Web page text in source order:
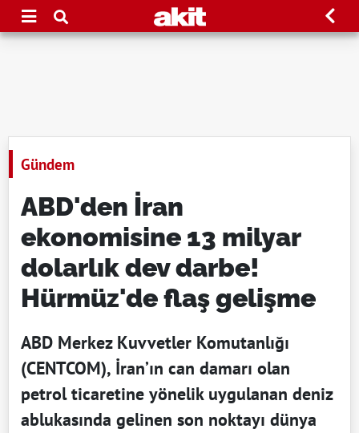
Gündem
ABD'den İran
ekonomisine 13 milyar
dolarlık dev darbe!
Hürmüz'de flaş gelişme
ABD Merkez Kuvvetler Komutanlığı
(CENTCOM), İran’ın can damarı olan
petrol ticaretine yönelik uygulanan deniz
ablukasında gelinen son noktayı dünya